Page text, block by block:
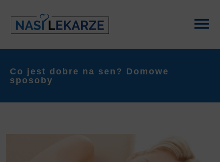
Co jest dobre na sen? Domowe
sposoby